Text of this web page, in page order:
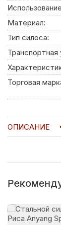
Материал:
Тип силоса:
Транспортная
Торговая
ОПИСАНИЕ